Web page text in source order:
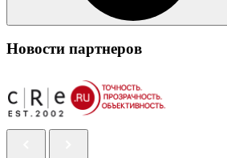
Новости партнеров